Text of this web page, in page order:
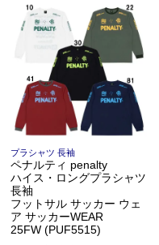
プラシャツ 長袖
ペナルティ penalty
ハイス・ロングプラシャツ
長袖
フットサル サッカー ウェ
ア サッカーWEAR
25FW (PUF5515)